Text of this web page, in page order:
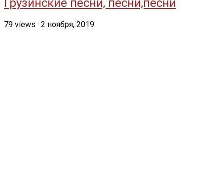
Грузинские песни, песни,песни
79 views · 2 ноября, 2019